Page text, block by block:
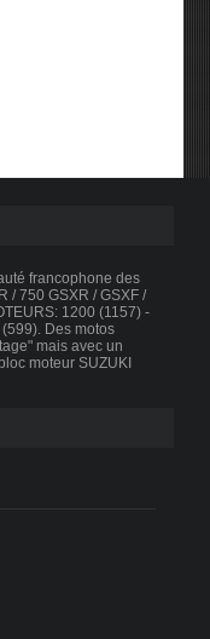
francophone des
/ 750 GSXR / GSXF /
1200 (1157) -
Des motos
mais avec un
moteur SUZUKI